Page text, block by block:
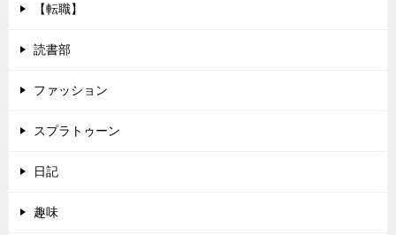
【転職】
読書部
ファッション
スプラトゥーン
日記
趣味